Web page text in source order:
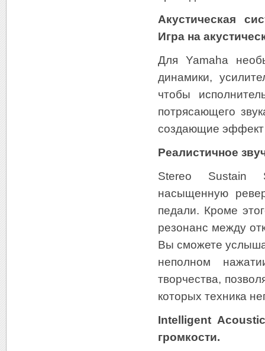
Акустическая
Игра на
Для Yamaha
динамики,
чтобы
потрясающего
создающие эффект
Реалистичное
Stereo Sustain
насыщенную
педали. Кроме
резонанс между
Вы сможете
неполном
творчества,
которых техника
Intelligent
громкости.